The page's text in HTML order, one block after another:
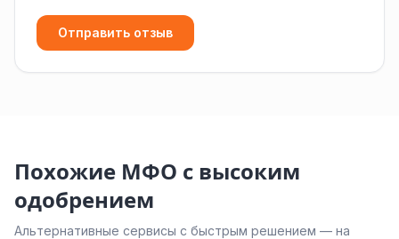
Отправить отзыв
Похожие МФО с высоким
одобрением
Альтернативные сервисы с быстрым решением — на